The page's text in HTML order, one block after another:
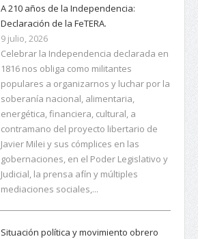
A 210 años de la Independencia:
Declaración de la FeTERA.
9 julio, 2026
Celebrar la Independencia declarada en
1816 nos obliga como militantes
populares a organizarnos y luchar por la
soberanía nacional, alimentaria,
energética, financiera, cultural, a
contramano del proyecto libertario de
Javier Milei y sus cómplices en las
gobernaciones, en el Poder Legislativo y
Judicial, la prensa afín y múltiples
mediaciones sociales,...
Situación política y movimiento obrero